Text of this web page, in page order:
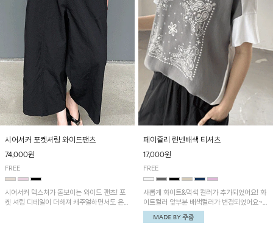
시어서커 포켓셔링 와이드팬츠
74,000원
FREE
시어서커 텍스처가 돋보이는 와이드 팬츠! 포
켓 셔링 디테일이 더해져 캐주얼하면서도 은은
페이즐리 린넨배색 티셔츠
17,000원
FREE
새롭게 화이트&먹색 컬러가 추가되었어요! 화
이트컬러 앞부분 배색컬러가 변경되었어요~
중앙 린넨배색으로 유니크하면서 페이즐리 패
턴으로 감각적인 분위기를 연출이 가능한 티셔